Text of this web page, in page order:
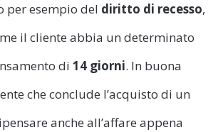
esempio del diritto di recesso,
il cliente abbia un determinato
di 14 giorni. In buona
che conclude l’acquisto di un
anche all’affare appena